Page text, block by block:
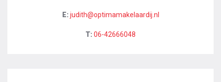
E: judith@optimamakelaardij.nl
T: 06-42666048